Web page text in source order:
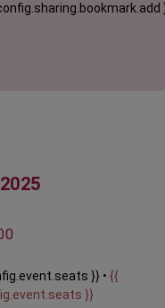
}} • {{
}}